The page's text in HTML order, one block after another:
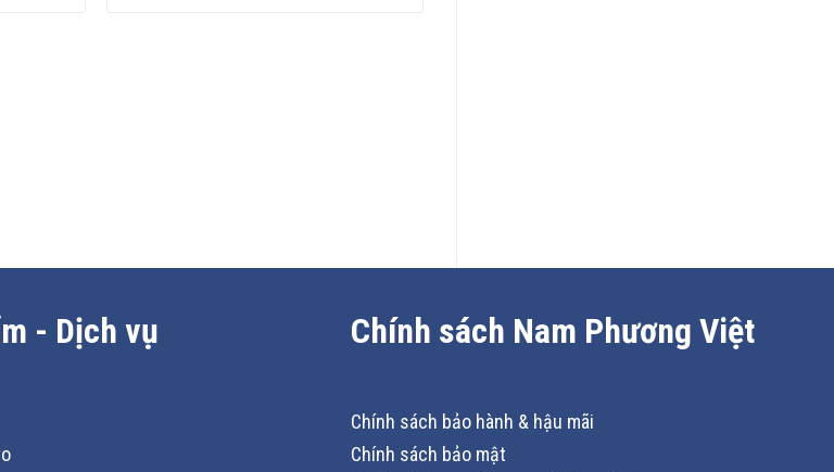
- Dịch vụ Chính sách Nam Phương Việt
Chính sách bảo hành & hậu mãi
Chính sách bảo mật